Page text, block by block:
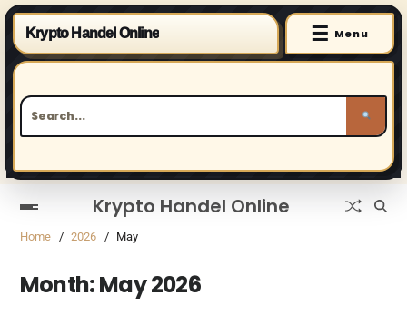
Krypto Handel Online ☰ Menu
Krypto Handel Online
Home 2026 May
Month:May 2026